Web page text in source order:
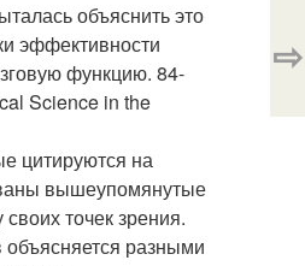
объяснить это
эффективности
функцию. 84-
Science in the
цитируются на
вышеупомянутые
точек зрения.
объясняется разными
⇨